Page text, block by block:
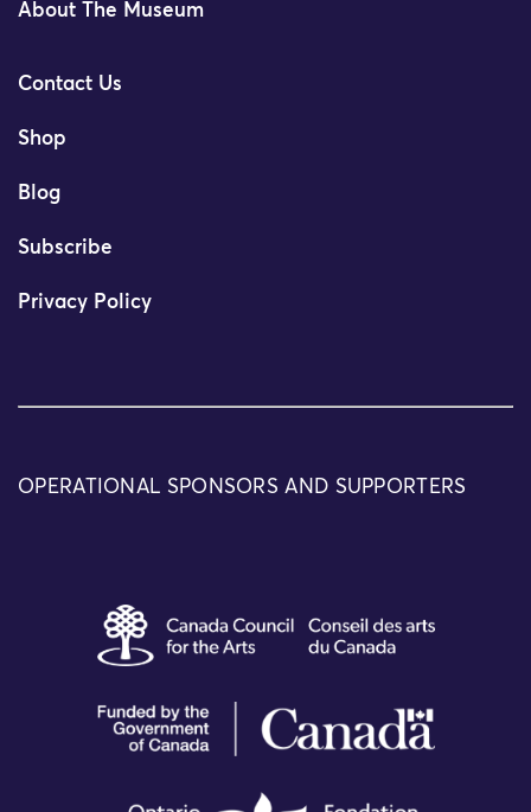
About The Museum
Contact Us
Shop
Blog
Subscribe
Privacy Policy
OPERATIONAL SPONSORS AND SUPPORTERS